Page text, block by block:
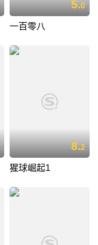
5.0
一百零八
8.2
猩球崛起1